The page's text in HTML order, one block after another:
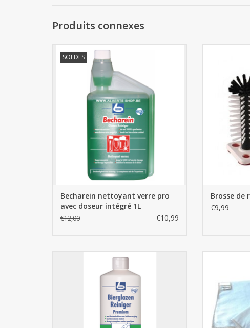
Produits connexes
SOLDES
Becharein nettoyant verre pro avec
doseur intégré 1L
AJOUTER AU PANIER
Becharein nettoyant verre pro
avec doseur intégré 1L
€12,00 €10,99
Brosse de
€9,99
Nettoyant verres à bière Premium 1L -
AJOUTER AU PANIER